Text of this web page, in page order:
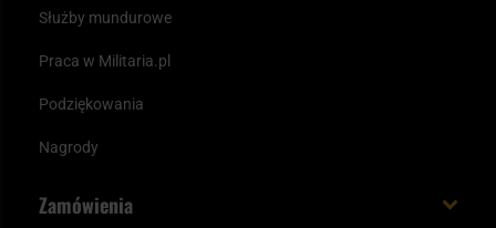
Służby mundurowe
Praca w Militaria.pl
Podziękowania
Nagrody
Zamówienia